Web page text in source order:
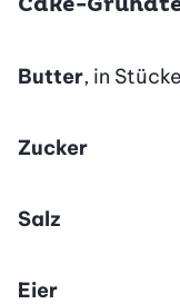
Butter, in
Zucker
Salz
Eier